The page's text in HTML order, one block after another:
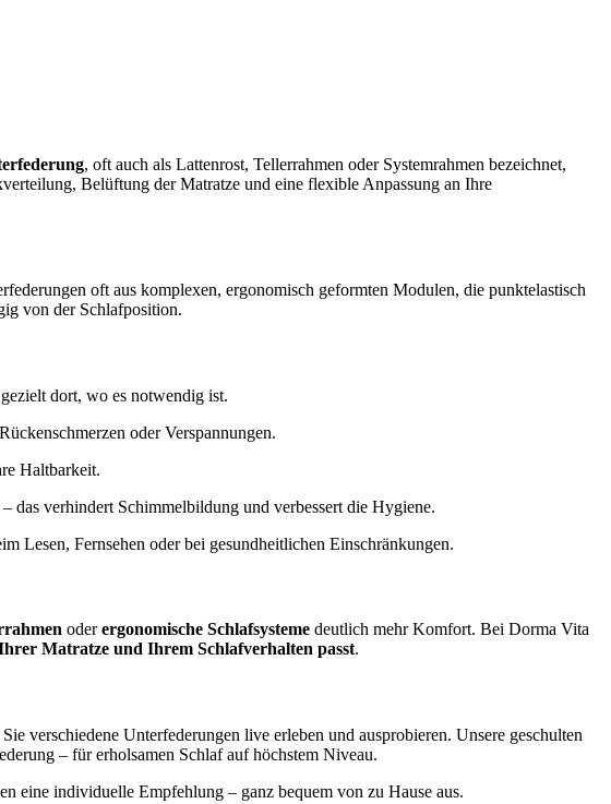
, oft auch als Lattenrost, Tellerrahmen oder Systemrahmen bezeichnet,
Belüftung der Matratze und eine flexible Anpassung an Ihre
oft aus komplexen, ergonomisch geformten Modulen, die punktelastisch
von der Schlafposition.
dort, wo es notwendig ist.
oder Verspannungen.
Haltbarkeit.
das verhindert Schimmelbildung und verbessert die Hygiene.
Lesen, Fernsehen oder bei gesundheitlichen Einschränkungen.
oderergonomische Schlafsysteme deutlich mehr Komfort. Bei Dorma Vita
Matratze und Ihrem Schlafverhalten passt.
verschiedene Unterfederungen live erleben und ausprobieren. Unsere geschulten
– für erholsamen Schlaf auf höchstem Niveau.
eine individuelle Empfehlung – ganz bequem von zu Hause aus.